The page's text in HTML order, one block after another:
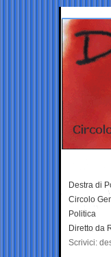
Destra di
Circolo
Politica
Diretto da
Scrivici: